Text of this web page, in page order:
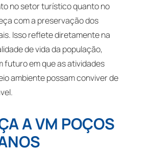
no setor turístico quanto no
com a preservação dos
Isso reflete diretamente na
de vida da população,
futuro em que as atividades
ambiente possam conviver de
A VM POÇOS